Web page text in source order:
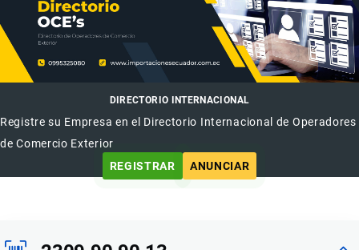
DIRECTORIO INTERNACIONAL
Registre su Empresa en el Directorio Internacional de Operadores
de Comercio Exterior
REGISTRAR
ANUNCIAR